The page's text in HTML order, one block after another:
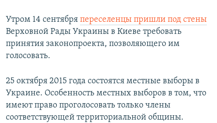
Утром 14 сентября переселенцы пришли под стены
Верховной Рады Украины в Киеве требовать
принятия законопроекта, позволяющего им
голосовать.
25 октября 2015 года состоятся местные выборы в
Украине. Особенность местных выборов в том, что
имеют право проголосовать только члены
соответствующей территориальной общины.